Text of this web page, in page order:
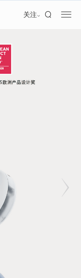
关注